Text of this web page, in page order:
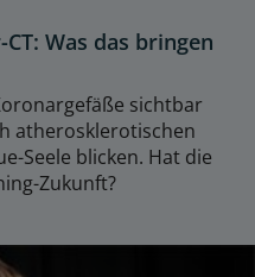
Was das bringen
sichtbar
atherosklerotischen
Seele blicken. Hat die
Zukunft?